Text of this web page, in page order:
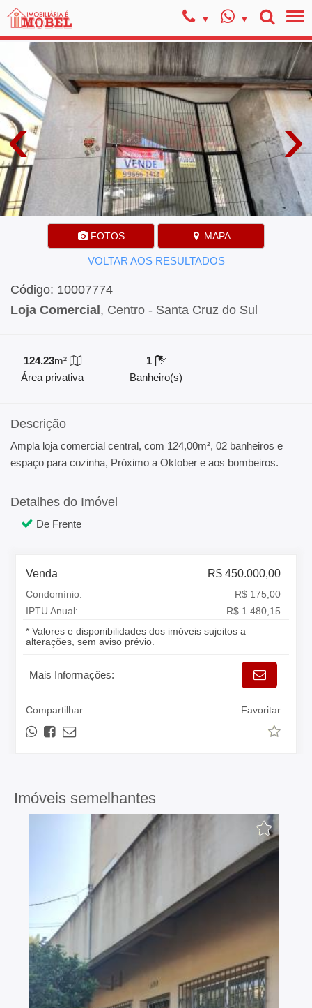
‹ ›
FOTOS MAPA
VOLTAR AOS RESULTADOS
Código: 10007774
Loja Comercial , Centro - Santa Cruz do Sul
124.23m²
Área privativa
1
Banheiro(s)
Descrição
Ampla loja comercial central, com 124,00m², 02 banheiros e
espaço para cozinha, Próximo a Oktober e aos bombeiros.
Detalhes do Imóvel
De Frente
Venda R$ 450.000,00
Condomínio:
R$ 175,00
IPTU Anual:
R$ 1.480,15
* Valores e disponibilidades dos imóveis sujeitos a
alterações, sem aviso prévio.
Mais Informações:
Compartilhar Favoritar
Imóveis semelhantes